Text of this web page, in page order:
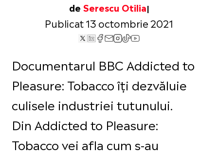
de Serescu Otilia
Publicat 13 octombrie 2021
Documentarul BBC Addicted to
Pleasure: Tobacco îți dezvăluie
culisele industriei tutunului.
Din Addicted to Pleasure:
Tobacco vei afla cum s-au